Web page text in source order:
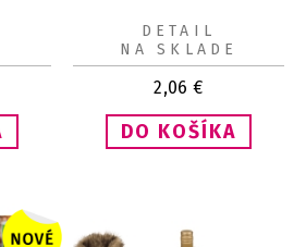
2,06 €
DETAIL
NA SKLADE